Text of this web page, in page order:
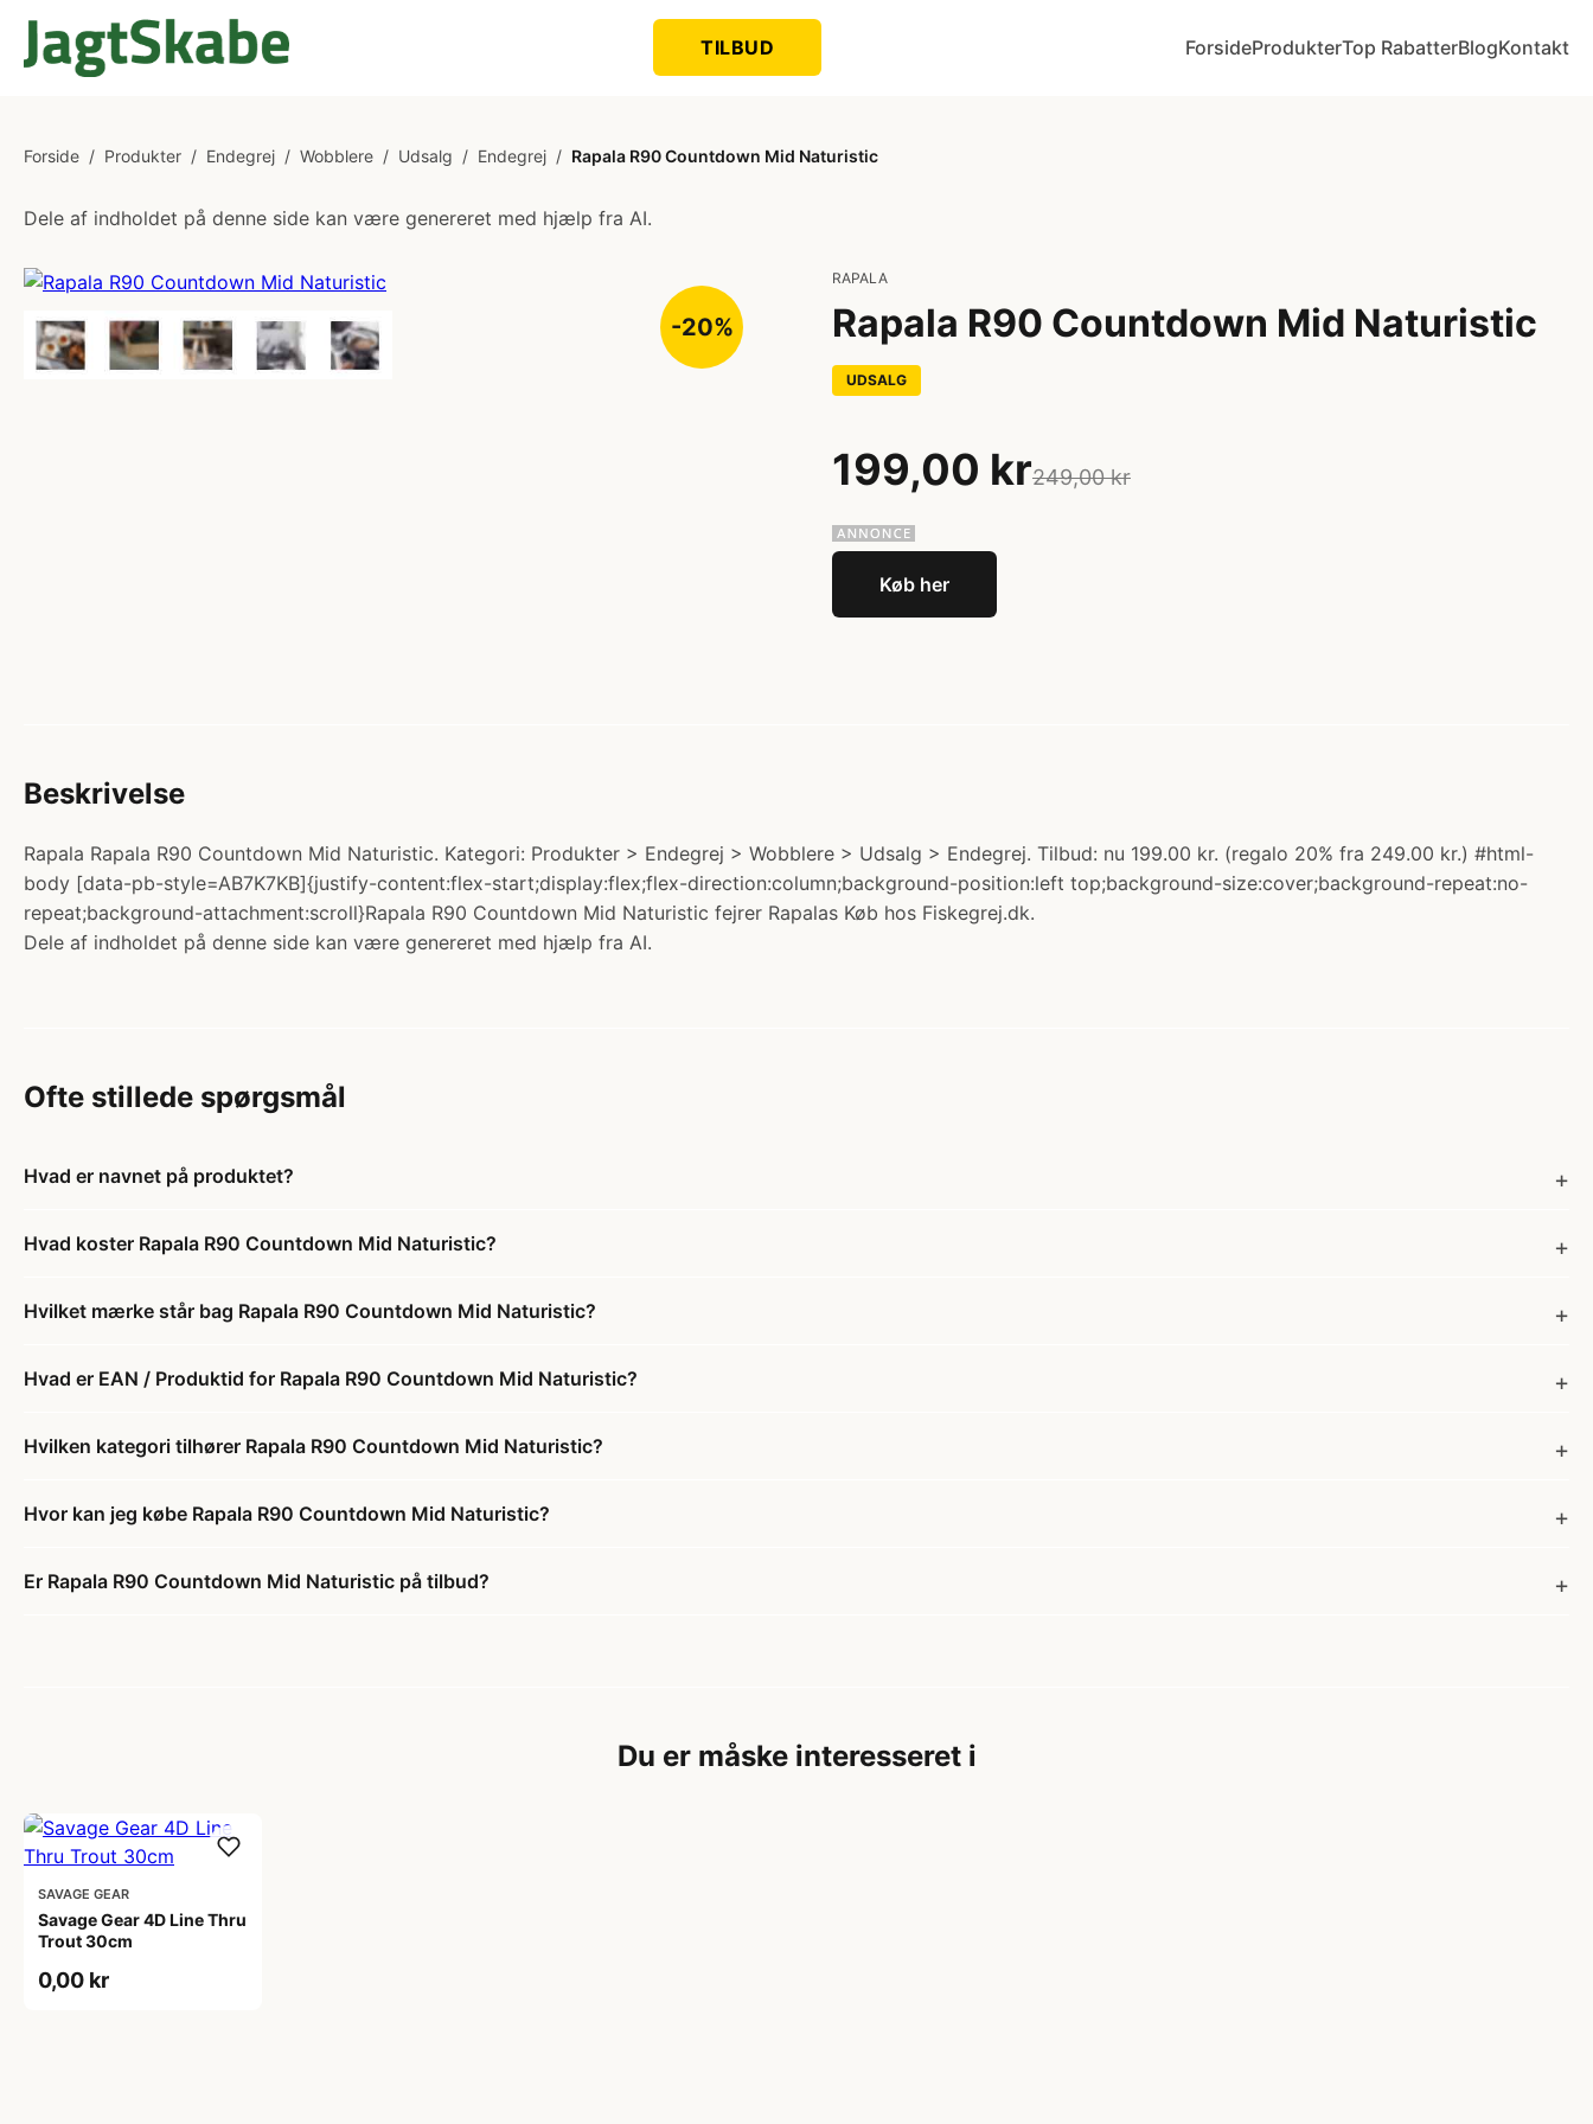
TILBUD ForsideProdukterTop RabatterBlogKontakt
Forside / Produkter / Endegrej / Wobblere / Udsalg / Endegrej / Rapala R90 Countdown Mid Naturistic
Dele af indholdet på denne side kan være genereret med hjælp fra AI.
-20%
RAPALA
Rapala R90 Countdown Mid Naturistic
UDSALG
199,00 kr249,00 kr
Køb her
Beskrivelse
Rapala Rapala R90 Countdown Mid Naturistic. Kategori: Produkter > Endegrej > Wobblere > Udsalg > Endegrej. Tilbud: nu 199.00 kr. (regalo 20% fra 249.00 kr.) #html-
body [data-pb-style=AB7K7KB]{justify-content:flex-start;display:flex;flex-direction:column;background-position:left top;background-size:cover;background-repeat:no-
repeat;background-attachment:scroll}Rapala R90 Countdown Mid Naturistic fejrer Rapalas Køb hos Fiskegrej.dk.
Dele af indholdet på denne side kan være genereret med hjælp fra AI.
Ofte stillede spørgsmål
Hvad er navnet på produktet?
Hvad koster Rapala R90 Countdown Mid Naturistic?
Hvilket mærke står bag Rapala R90 Countdown Mid Naturistic?
Hvad er EAN / Produktid for Rapala R90 Countdown Mid Naturistic?
Hvilken kategori tilhører Rapala R90 Countdown Mid Naturistic?
Hvor kan jeg købe Rapala R90 Countdown Mid Naturistic?
Er Rapala R90 Countdown Mid Naturistic på tilbud?
Du er måske interesseret i
SAVAGE GEAR
Savage Gear 4D Line Thru
Trout 30cm
0,00 kr